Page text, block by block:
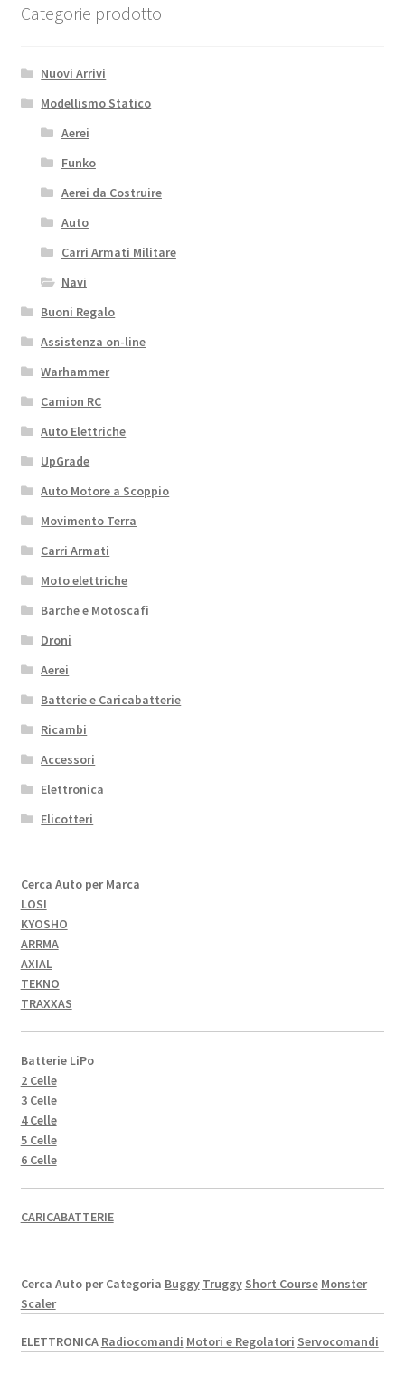
Categorie prodotto
Nuovi Arrivi
Modellismo Statico
Aerei
Funko
Aerei da Costruire
Auto
Carri Armati Militare
Navi
Buoni Regalo
Assistenza on-line
Warhammer
Camion RC
Auto Elettriche
UpGrade
Auto Motore a Scoppio
Movimento Terra
Carri Armati
Moto elettriche
Barche e Motoscafi
Droni
Aerei
Batterie e Caricabatterie
Ricambi
Accessori
Elettronica
Elicotteri
Cerca Auto per Marca
LOSI
KYOSHO
ARRMA
AXIAL
TEKNO
TRAXXAS
Batterie LiPo
2 Celle
3 Celle
4 Celle
5 Celle
6 Celle
CARICABATTERIE
Cerca Auto per Categoria Buggy Truggy Short Course Monster
Scaler
ELETTRONICA Radiocomandi Motori e Regolatori Servocomandi